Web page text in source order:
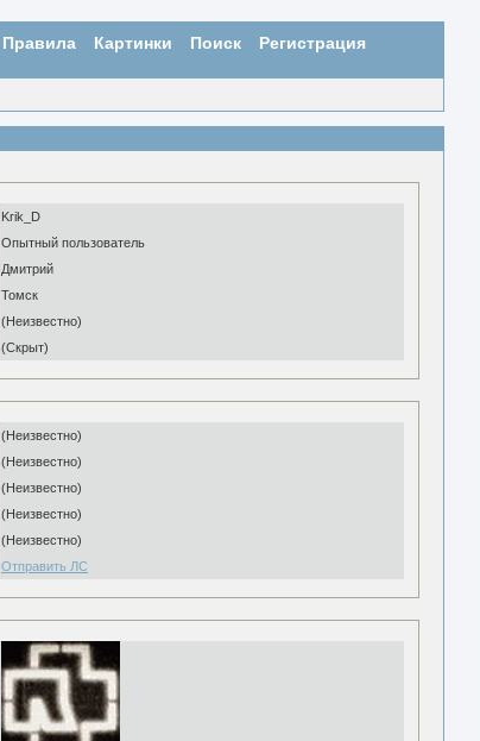
Правила Картинки Поиск
Регистрация
Krik_D
Опытный пользователь
Дмитрий
Томск
(Неизвестно)
(Скрыт)
(Неизвестно)
(Неизвестно)
(Неизвестно)
(Неизвестно)
(Неизвестно)
Отправить ЛС